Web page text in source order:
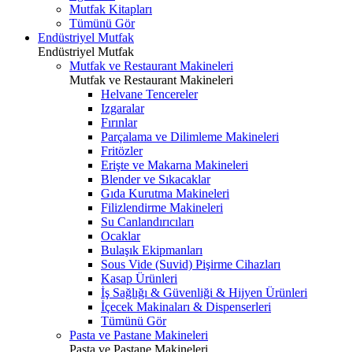
Mutfak Kitapları
Tümünü Gör
Endüstriyel Mutfak
Endüstriyel Mutfak
Mutfak ve Restaurant Makineleri
Mutfak ve Restaurant Makineleri
Helvane Tencereler
Izgaralar
Fırınlar
Parçalama ve Dilimleme Makineleri
Fritözler
Erişte ve Makarna Makineleri
Blender ve Sıkacaklar
Gıda Kurutma Makineleri
Filizlendirme Makineleri
Su Canlandırıcıları
Ocaklar
Bulaşık Ekipmanları
Sous Vide (Suvid) Pişirme Cihazları
Kasap Ürünleri
İş Sağlığı & Güvenliği & Hijyen Ürünleri
İçecek Makinaları & Dispenserleri
Tümünü Gör
Pasta ve Pastane Makineleri
Pasta ve Pastane Makineleri